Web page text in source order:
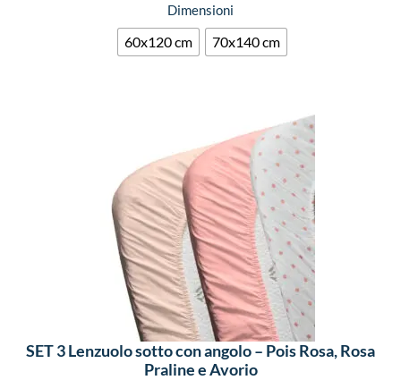
Dimensioni
60x120 cm 70x140 cm
SET 3 Lenzuolo sotto con angolo – Pois Rosa, Rosa
Praline e Avorio